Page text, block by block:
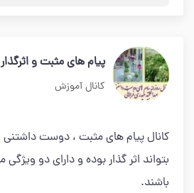
پیام های مثبت و اثرگذار
کانال آموزش
کانال پیام های مثبت ، دوست داشتنی
بتواند اثر گذار بوده و دارای دو
باشند.